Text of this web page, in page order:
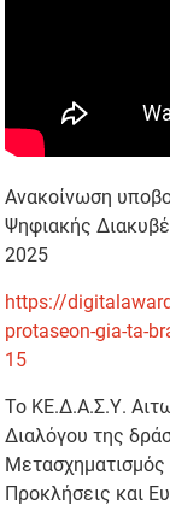
Ανακοίνωση
Ψηφιακής
2025
https://
protaseon-gia-ta-
15
Το ΚΕ.Δ.Α.Σ.Υ.
Διαλόγου της
Μετασχηματισμός
Προκλήσεις και